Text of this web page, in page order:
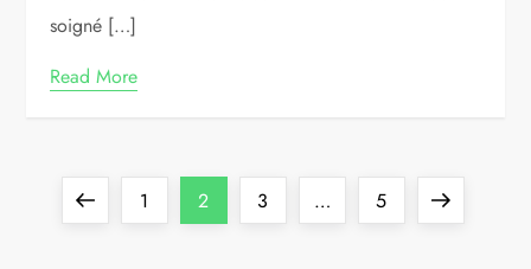
soigné […]
Read More
PreviousPage
1 Page
2 Page
3 … Page
5
Next